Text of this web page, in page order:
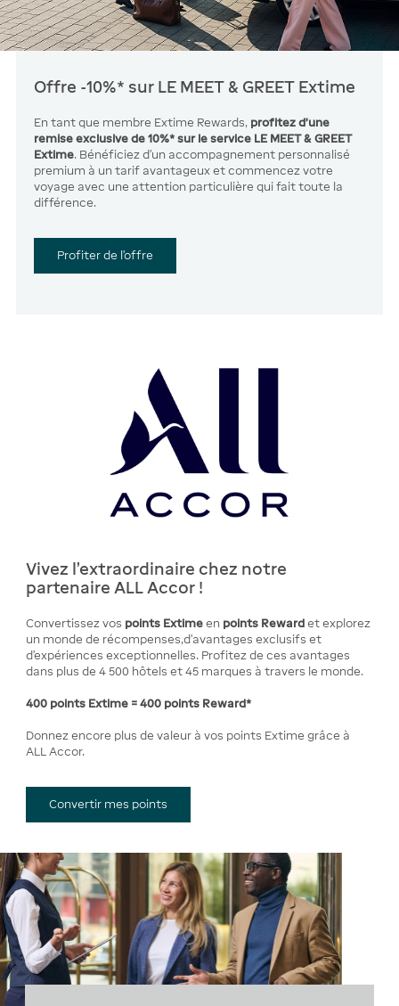
Offre -10%* sur LE MEET & GREET Extime
En tant que membre Extime Rewards, profitez d'une
remise exclusive de 10%* sur le service LE MEET & GREET
Extime. Bénéficiez d'un accompagnement personnalisé
premium à un tarif avantageux et commencez votre
voyage avec une attention particulière qui fait toute la
différence.
Profiter de l'offre
Vivez l'extraordinaire chez notre
partenaire ALL Accor !
Convertissez vos points Extimeen points Reward et explorez
un monde de récompenses,d'avantages exclusifs et
d'expériences exceptionnelles. Profitez de ces avantages
dans plus de 4 500 hôtels et 45 marques à travers le monde.
400 points Extime = 400 points Reward*
Donnez encore plus de valeur à vos points Extime grâce à
ALL Accor.
Convertir mes points